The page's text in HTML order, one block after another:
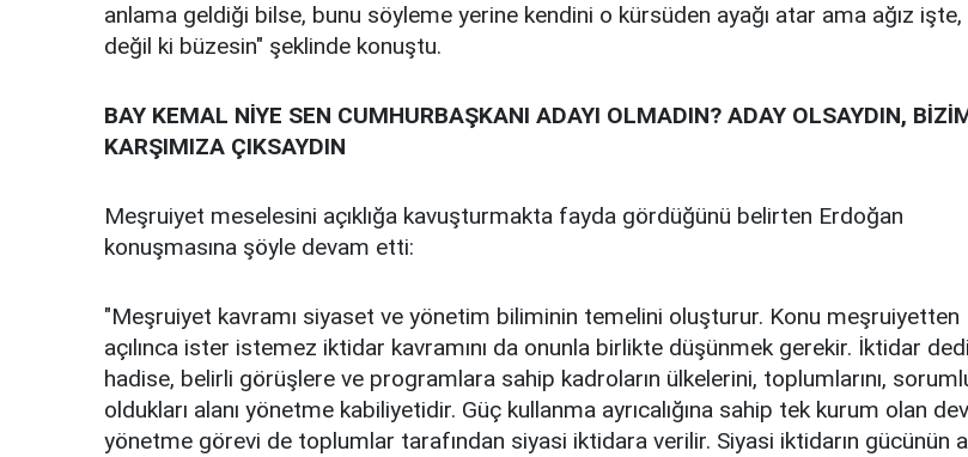
anlama geldiği bilse, bunu söyleme yerine kendini o kürsüden ayağı atar ama ağız
değil ki büzesin" şeklinde konuştu.
BAY KEMAL NİYE SEN CUMHURBAŞKANI ADAYI OLMADIN? ADAY OLSAYDIN,
KARŞIMIZA ÇIKSAYDIN
Meşruiyet meselesini açıklığa kavuşturmakta fayda gördüğünü belirten Erdoğan
konuşmasına şöyle devam etti:
"Meşruiyet kavramı siyaset ve yönetim biliminin temelini oluşturur. Konu meşruiyetten
açılınca ister istemez iktidar kavramını da onunla birlikte düşünmek gerekir. İktidar
hadise, belirli görüşlere ve programlara sahip kadroların ülkelerini, toplumlarını,
oldukları alanı yönetme kabiliyetidir. Güç kullanma ayrıcalığına sahip tek kurum olan
yönetme görevi de toplumlar tarafından siyasi iktidara verilir. Siyasi iktidarın gücünün